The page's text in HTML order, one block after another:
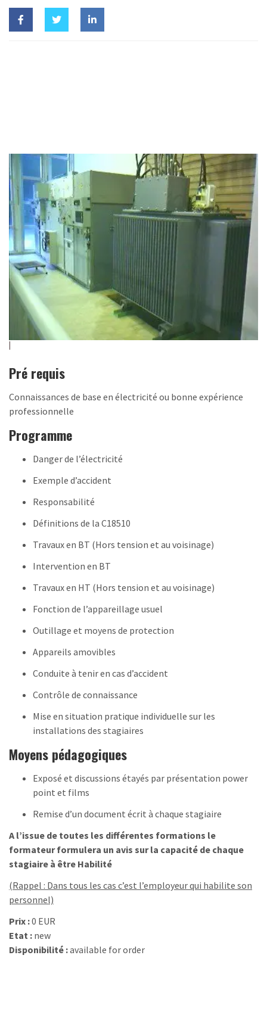
Pré requis
Connaissances de base en électricité ou bonne expérience
professionnelle
Programme
Danger de l’électricité
Exemple d’accident
Responsabilité
Définitions de la C18510
Travaux en BT (Hors tension et au voisinage)
Intervention en BT
Travaux en HT (Hors tension et au voisinage)
Fonction de l’appareillage usuel
Outillage et moyens de protection
Appareils amovibles
Conduite à tenir en cas d’accident
Contrôle de connaissance
Mise en situation pratique individuelle sur les
installations des stagiaires
Moyens pédagogiques
Exposé et discussions étayés par présentation power
point et films
Remise d’un document écrit à chaque stagiaire
A l’issue de toutes les différentes formations le
formateur formulera un avis sur la capacité de chaque
stagiaire à être Habilité
(Rappel : Dans tous les cas c’est l’employeur qui habilite son
personnel)
Prix :0 EUR
Etat : new
Disponibilité :available for order